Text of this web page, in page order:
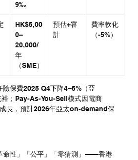
9‰
HK$5,00
0–
20,000/
年
（SME）
預估+審
計
費率軟化
（-5%）
險保費2025 Q4下降4–5%（亞
；Pay-As-You-Sell模式因電商
長，預計2026年亞太on-demand保
命性」「公平」「零猜測」——香港